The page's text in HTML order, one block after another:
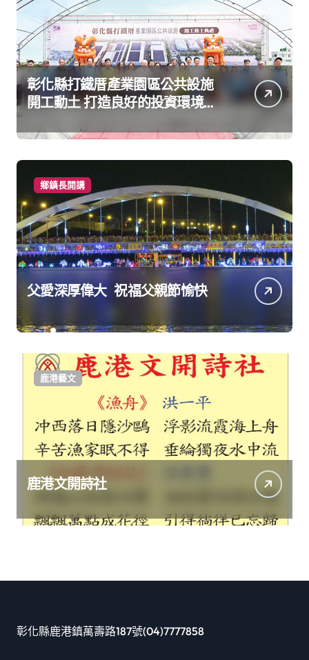
彰化縣打鐵厝產業園區公共設施
開工動土 打造良好的投資環境讓
鄉鎮長開講
父愛深厚偉大 祝福父親節愉快
鹿港藝文
鹿港文開詩社
彰化縣鹿港鎮萬壽路187號(04)7777858